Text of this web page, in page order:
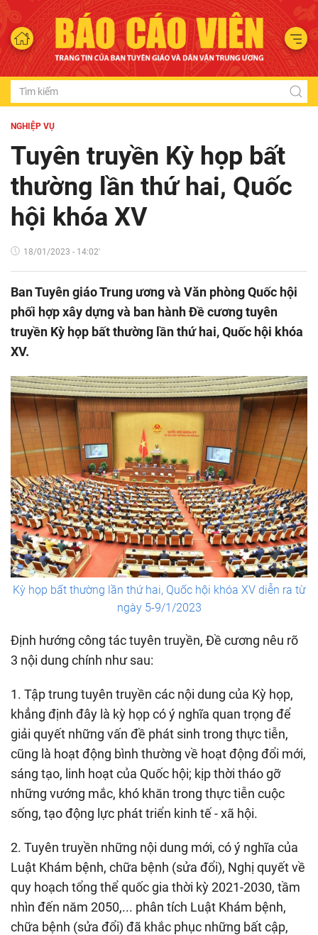
NGHIỆP VỤ
Tuyên truyền Kỳ họp bất
thường lần thứ hai, Quốc
hội khóa XV
18/01/2023 - 14:02'
Ban Tuyên giáo Trung ương và Văn phòng Quốc hội
phối hợp xây dựng và ban hành Đề cương tuyên
truyền Kỳ họp bất thường lần thứ hai, Quốc hội khóa
XV.
Kỳ họp bất thường lần thứ hai, Quốc hội khóa XV diễn ra từ
ngày 5-9/1/2023
Định hướng công tác tuyên truyền, Đề cương nêu rõ
3 nội dung chính như sau:
1. Tập trung tuyên truyền các nội dung của Kỳ họp,
khẳng định đây là kỳ họp có ý nghĩa quan trọng để
giải quyết những vấn đề phát sinh trong thực tiễn,
cũng là hoạt động bình thường về hoạt động đổi mới,
sáng tạo, linh hoạt của Quốc hội; kịp thời tháo gỡ
những vướng mắc, khó khăn trong thực tiễn cuộc
sống, tạo động lực phát triển kinh tế - xã hội.
2. Tuyên truyền những nội dung mới, có ý nghĩa của
Luật Khám bệnh, chữa bệnh (sửa đổi), Nghị quyết về
quy hoạch tổng thể quốc gia thời kỳ 2021-2030, tầm
nhìn đến năm 2050,... phân tích Luật Khám bệnh,
chữa bệnh (sửa đổi) đã khắc phục những bất cập,